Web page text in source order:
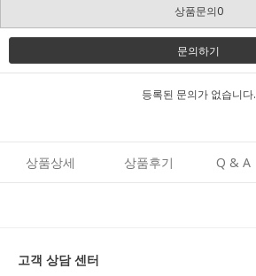
상품문의0
문의하기
등록된 문의가 없습니다.
상품상세 상품후기 Q & A
고객 상담 센터